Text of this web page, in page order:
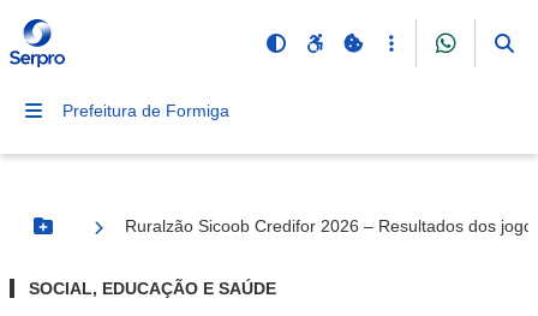
Prefeitura de Formiga
Botão Menu
Ruralzão Sicoob Credifor 2026 – Resultados dos
SOCIAL, EDUCAÇÃO E SAÚDE